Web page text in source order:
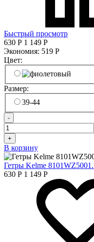
Быстрый просмотр
630 Р 1 149 Р
Экономия: 519 Р
Цвет:
Размер:
39-44
-
+
В корзину
Гетры Kelme
630 Р 1 149 Р